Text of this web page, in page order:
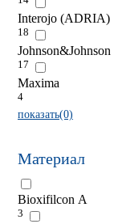
Interojo (ADRIA)
18
Johnson&Johnson
17
Maxima
4
показать(0)
Материал
Bioxifilcon A
3